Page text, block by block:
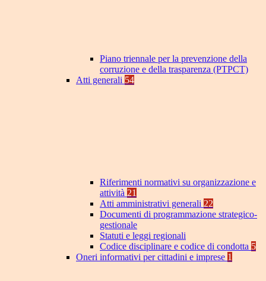
Piano triennale per la prevenzione della
corruzione e della trasparenza (PTPCT)
Atti generali 54
Riferimenti normativi su organizzazione e
attività 21
Atti amministrativi generali 22
Documenti di programmazione strategico-
gestionale
Statuti e leggi regionali
Codice disciplinare e codice di condotta 5
Oneri informativi per cittadini e imprese 1